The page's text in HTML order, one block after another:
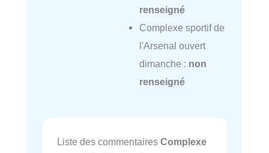
renseigné
Complexe sportif de
l'Arsenal ouvert
dimanche : non
renseigné
Liste des commentaires Complexe